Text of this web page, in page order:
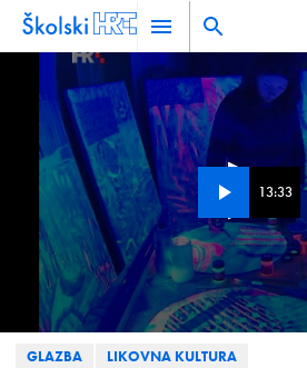
seconds
13:33
GLAZBA LIKOVNA KULTURA